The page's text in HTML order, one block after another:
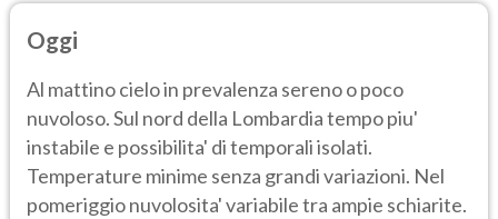
Oggi
Al mattino cielo in prevalenza sereno o poco
nuvoloso. Sul nord della Lombardia tempo piu'
instabile e possibilita' di temporali isolati.
Temperature minime senza grandi variazioni. Nel
pomeriggio nuvolosita' variabile tra ampie schiarite.